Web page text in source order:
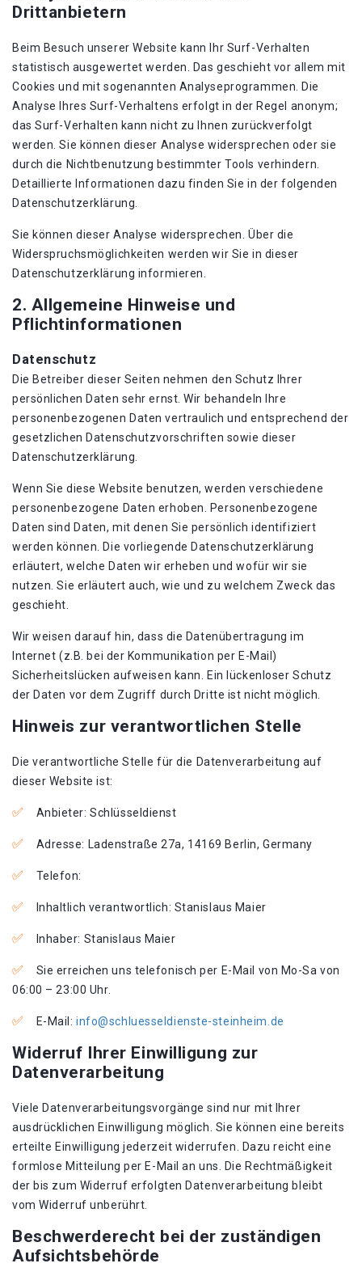
Drittanbietern
Beim Besuch unserer Website kann Ihr Surf-Verhalten
statistisch ausgewertet werden. Das geschieht vor allem mit
Cookies und mit sogenannten Analyseprogrammen. Die
Analyse Ihres Surf-Verhaltens erfolgt in der Regel anonym;
das Surf-Verhalten kann nicht zu Ihnen zurückverfolgt
werden. Sie können dieser Analyse widersprechen oder sie
durch die Nichtbenutzung bestimmter Tools verhindern.
Detaillierte Informationen dazu finden Sie in der folgenden
Datenschutzerklärung.
Sie können dieser Analyse widersprechen. Über die
Widerspruchsmöglichkeiten werden wir Sie in dieser
Datenschutzerklärung informieren.
2. Allgemeine Hinweise und
Pflichtinformationen
Datenschutz
Die Betreiber dieser Seiten nehmen den Schutz Ihrer
persönlichen Daten sehr ernst. Wir behandeln Ihre
personenbezogenen Daten vertraulich und entsprechend der
gesetzlichen Datenschutzvorschriften sowie dieser
Datenschutzerklärung.
Wenn Sie diese Website benutzen, werden verschiedene
personenbezogene Daten erhoben. Personenbezogene
Daten sind Daten, mit denen Sie persönlich identifiziert
werden können. Die vorliegende Datenschutzerklärung
erläutert, welche Daten wir erheben und wofür wir sie
nutzen. Sie erläutert auch, wie und zu welchem Zweck das
geschieht.
Wir weisen darauf hin, dass die Datenübertragung im
Internet (z.B. bei der Kommunikation per E-Mail)
Sicherheitslücken aufweisen kann. Ein lückenloser Schutz
der Daten vor dem Zugriff durch Dritte ist nicht möglich.
Hinweis zur verantwortlichen Stelle
Die verantwortliche Stelle für die Datenverarbeitung auf
dieser Website ist:
Anbieter: Schlüsseldienst
Adresse: Ladenstraße 27a, 14169 Berlin, Germany
Telefon:
Inhaltlich verantwortlich: Stanislaus Maier
Inhaber: Stanislaus Maier
Sie erreichen uns telefonisch per E-Mail von Mo-Sa von
06:00 – 23:00 Uhr.
E-Mail:info@schluesseldienste-steinheim.de
Widerruf Ihrer Einwilligung zur
Datenverarbeitung
Viele Datenverarbeitungsvorgänge sind nur mit Ihrer
ausdrücklichen Einwilligung möglich. Sie können eine bereits
erteilte Einwilligung jederzeit widerrufen. Dazu reicht eine
formlose Mitteilung per E-Mail an uns. Die Rechtmäßigkeit
der bis zum Widerruf erfolgten Datenverarbeitung bleibt
vom Widerruf unberührt.
Beschwerderecht bei der zuständigen
Aufsichtsbehörde